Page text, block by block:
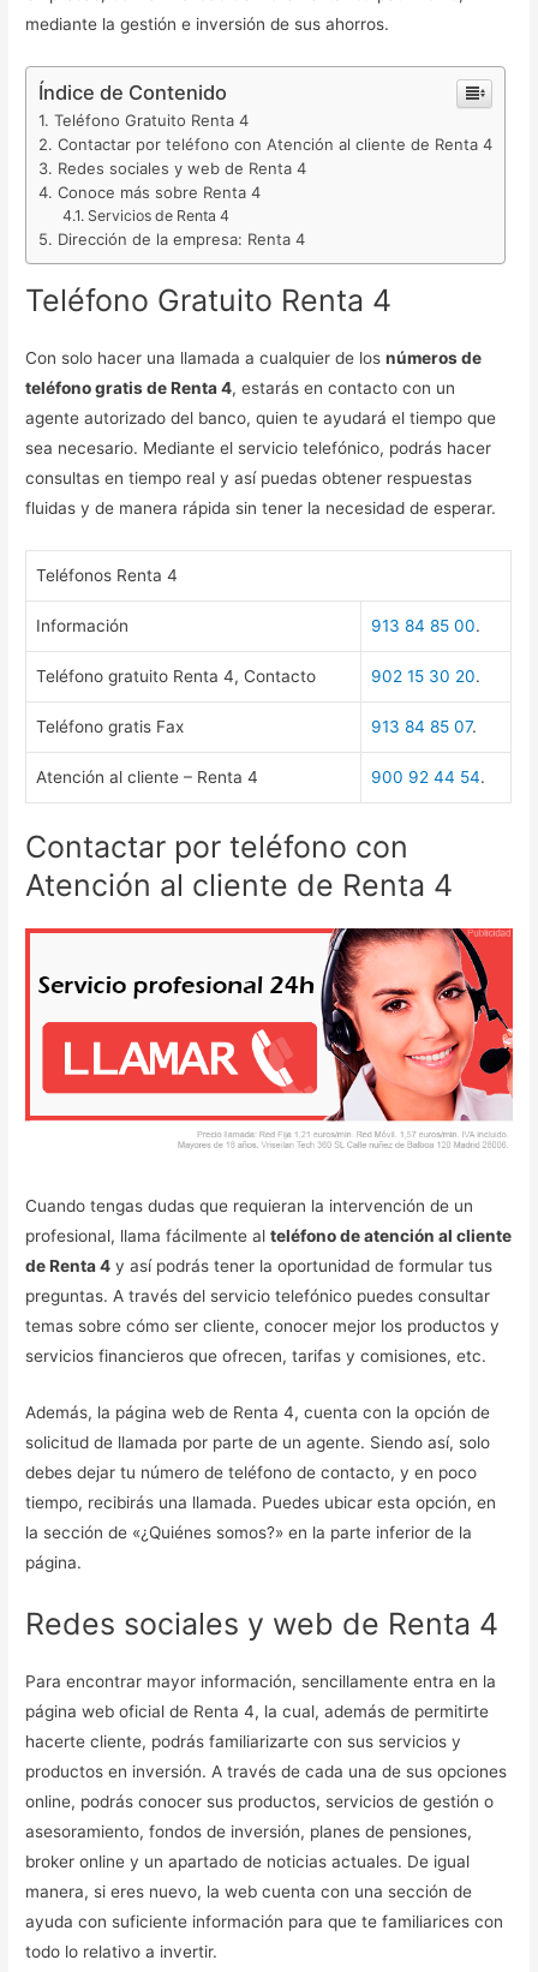
mediante la gestión e inversión de sus ahorros.
Índice de Contenido
Teléfono Gratuito Renta 4
Contactar por teléfono con Atención al cliente de Renta 4
Redes sociales y web de Renta 4
Conoce más sobre Renta 4
Servicios de Renta 4
Dirección de la empresa: Renta 4
Teléfono Gratuito Renta 4
Con solo hacer una llamada a cualquier de losnúmeros de
teléfono gratis de Renta 4, estarás en contacto con un
agente autorizado del banco, quien te ayudará el tiempo que
sea necesario. Mediante el servicio telefónico, podrás hacer
consultas en tiempo real y así puedas obtener respuestas
fluidas y de manera rápida sin tener la necesidad de esperar.
Teléfonos Renta 4
Información 913 84 85 00.
Teléfono gratuito Renta 4, Contacto 902 15 30 20.
Teléfono gratis Fax 913 84 85 07.
Atención al cliente – Renta 4 900 92 44 54.
Contactar por teléfono con
Atención al cliente de Renta 4
Cuando tengas dudas que requieran la intervención de un
profesional, llama fácilmente alteléfono de atención al cliente
de Renta 4 y así podrás tener la oportunidad de formular tus
preguntas. A través del servicio telefónico puedes consultar
temas sobre cómo ser cliente, conocer mejor los productos y
servicios financieros que ofrecen, tarifas y comisiones, etc.
Además, la página web de Renta 4, cuenta con la opción de
solicitud de llamada por parte de un agente. Siendo así, solo
debes dejar tu número de teléfono de contacto, y en poco
tiempo, recibirás una llamada. Puedes ubicar esta opción, en
la sección de «¿Quiénes somos?» en la parte inferior de la
página.
Redes sociales y web de Renta 4
Para encontrar mayor información, sencillamente entra en la
página web oficial de Renta 4, la cual, además de permitirte
hacerte cliente, podrás familiarizarte con sus servicios y
productos en inversión. A través de cada una de sus opciones
online, podrás conocer sus productos, servicios de gestión o
asesoramiento, fondos de inversión, planes de pensiones,
broker online y un apartado de noticias actuales. De igual
manera, si eres nuevo, la web cuenta con una sección de
ayuda con suficiente información para que te familiarices con
todo lo relativo a invertir.